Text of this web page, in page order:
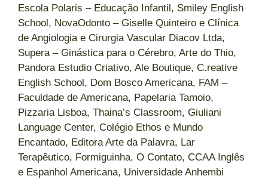
Escola Polaris – Educação Infantil, Smiley English
School, NovaOdonto – Giselle Quinteiro e Clínica
de Angiologia e Cirurgia Vascular Diacov Ltda,
Supera – Ginástica para o Cérebro, Arte do Thio,
Pandora Estudio Criativo, Ale Boutique, C.reative
English School, Dom Bosco Americana, FAM –
Faculdade de Americana, Papelaria Tamoio,
Pizzaria Lisboa, Thaina’s Classroom, Giuliani
Language Center, Colégio Ethos e Mundo
Encantado, Editora Arte da Palavra, Lar
Terapêutico, Formiguinha, O Contato, CCAA Inglês
e Espanhol Americana, Universidade Anhembi